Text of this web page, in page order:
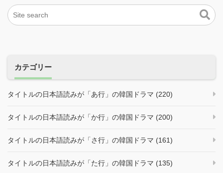
カテゴリー
タイトルの日本語読みが「あ行」の韓国ドラマ (220)
タイトルの日本語読みが「か行」の韓国ドラマ (200)
タイトルの日本語読みが「さ行」の韓国ドラマ (161)
タイトルの日本語読みが「た行」の韓国ドラマ (135)